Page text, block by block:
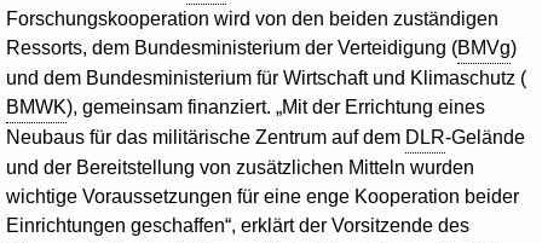
Forschungskooperation wird von den beiden zuständigen
Ressorts, dem Bundesministerium der Verteidigung (BMVg)
und dem Bundesministerium für Wirtschaft und Klimaschutz (
BMWK), gemeinsam finanziert. „Mit der Errichtung eines
Neubaus für das militärische Zentrum auf dem DLR-Gelände
und der Bereitstellung von zusätzlichen Mitteln wurden
wichtige Voraussetzungen für eine enge Kooperation beider
Einrichtungen geschaffen“, erklärt der Vorsitzende des